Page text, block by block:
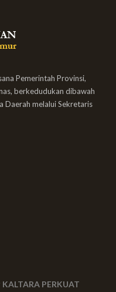
Pemerintah Provinsi,
berkedudukan dibawah
Daerah melalui Sekretaris
PERKUAT